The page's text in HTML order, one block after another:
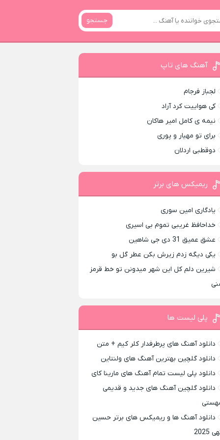
جستجو
آهنگ های تاپ
لجباز فرجام
کی هواییت کرد آراد
نیمه ی کامل امیر هاکان
برای تو مهیار و پوری
دوقطبی اردلان
ریمیکس های برتر
یادگاری امین سوری
خداحافظ غریبی تموم بی اسیری
عشق عمیق 31 دی جی شاهین
یکی دیگه زدم زیرش بکن عطر گل بو
شیرین دلم کل این شهر میدونن تو خط قرمز
پلی لیست ها
دانلود آهنگ های پرطرفدار کلر کیم + متن
دانلود گلچین بهترین آهنگ های ولنتاین
دانلود پلی لیست تمام آهنگ های مارینا کای
دانلود گلچین آهنگ های جدید و قدیمی
دانلود آهنگ ها و ریمیکس های برتر حسین
2025